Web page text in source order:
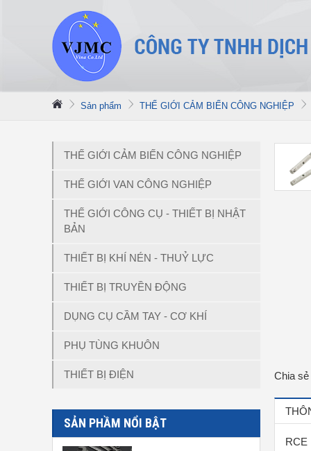
Sản phẩm THẾ GIỚI CẢM BIẾN CÔNG NGHIỆP
THẾ GIỚI CẢM BIẾN CÔNG NGHIỆP
THẾ GIỚI VAN CÔNG NGHIỆP
THẾ GIỚI CÔNG CỤ - THIẾT BỊ NHẬT
BẢN
THIẾT BỊ KHÍ NÉN - THUỶ LỰC
THIẾT BỊ TRUYỀN ĐỘNG
DỤNG CỤ CẦM TAY - CƠ KHÍ
PHỤ TÙNG KHUÔN
THIẾT BỊ ĐIỆN
SẢN PHẦM NỔI BẬT
Chia
RCE